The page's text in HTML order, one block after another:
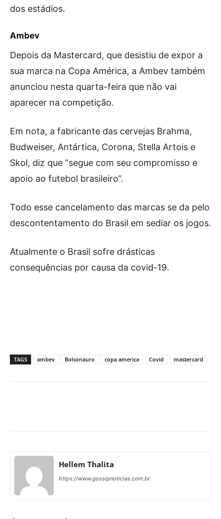
dos estádios.
Ambev
Depois da Mastercard, que desistiu de expor a
sua marca na Copa América, a Ambev também
anunciou nesta quarta-feira que não vai
aparecer na competição.
Em nota, a fabricante das cervejas Brahma,
Budweiser, Antártica, Corona, Stella Artois e
Skol, diz que “segue com seu compromisso e
apoio ao futebol brasileiro”.
Todo esse cancelamento das marcas se da pelo
descontentamento do Brasil em sediar os jogos.
Atualmente o Brasil sofre drásticas
consequências por causa da covid-19.
TAGS ambev Bolsonauro copa america Covid mastercard
Hellem Thalita
https://www.gossipnoticias.com.br